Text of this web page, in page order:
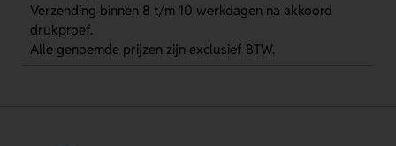
Verzending binnen 8 t/m 10 werkdagen na akkoord
drukproef.
Alle genoemde prijzen zijn exclusief BTW.